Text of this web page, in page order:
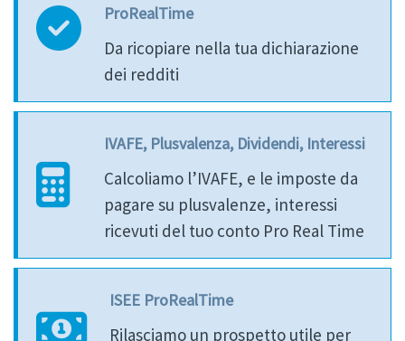
ProRealTime
Da ricopiare nella tua dichiarazione
dei redditi
IVAFE, Plusvalenza, Dividendi, Interessi
Calcoliamo l’IVAFE, e le imposte da
pagare su plusvalenze, interessi
ricevuti del tuo conto Pro Real Time
ISEE ProRealTime
Rilasciamo un prospetto utile per